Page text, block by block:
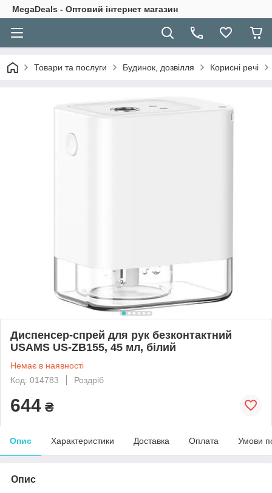
MegaDeals - Оптовий інтернет магазин
Товари та послуги Будинок, дозвілля Корисні речі
Диспенсер-спрей для рук безконтактний
USAMS US-ZB155, 45 мл, білий
Немає в наявності
Код: 014783
Роздріб
644 ₴
Опис Характеристики Доставка Оплата Умови
Опис